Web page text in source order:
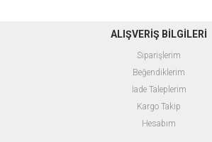
ALIŞVERİŞ BİLGİLERİ
Siparişlerim
Beğendiklerim
İade Taleplerim
Kargo Takip
Hesabım